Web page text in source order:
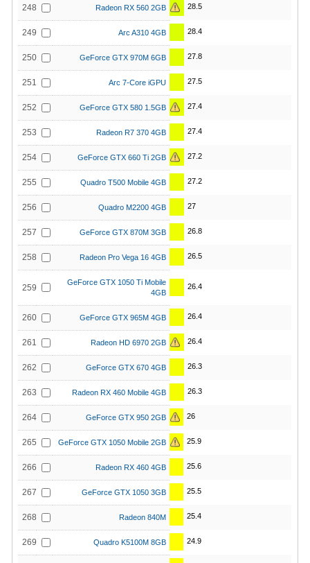
248 Radeon RX 560 2GB 28.5
249 Arc A310 4GB 28.4
250 GeForce GTX 970M 6GB 27.8
251 Arc 7-Core iGPU 27.5
252 GeForce GTX 580 1.5GB 27.4
253 Radeon R7 370 4GB 27.4
254 GeForce GTX 660 Ti 2GB 27.2
255 Quadro T500 Mobile 4GB 27.2
256 Quadro M2200 4GB 27
257 GeForce GTX 870M 3GB 26.8
258 Radeon Pro Vega 16 4GB 26.5
259
GeForce GTX 1050 Ti Mobile
4GB
26.4
260 GeForce GTX 965M 4GB 26.4
261 Radeon HD 6970 2GB 26.4
262 GeForce GTX 670 4GB 26.3
263 Radeon RX 460 Mobile 4GB 26.3
264 GeForce GTX 950 2GB 26
265 GeForce GTX 1050 Mobile 2GB 25.9
266 Radeon RX 460 4GB 25.6
267 GeForce GTX 1050 3GB 25.5
268 Radeon 840M 25.4
269 Quadro K5100M 8GB 24.9